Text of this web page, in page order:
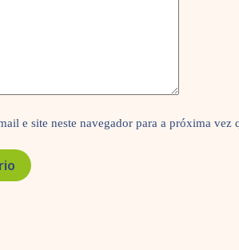
e site neste navegador para a próxima vez